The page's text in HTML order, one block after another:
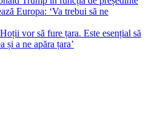
Europa: ‘Va trebui să ne
vor să fure țara. Este esențial să
și a ne apăra țara’